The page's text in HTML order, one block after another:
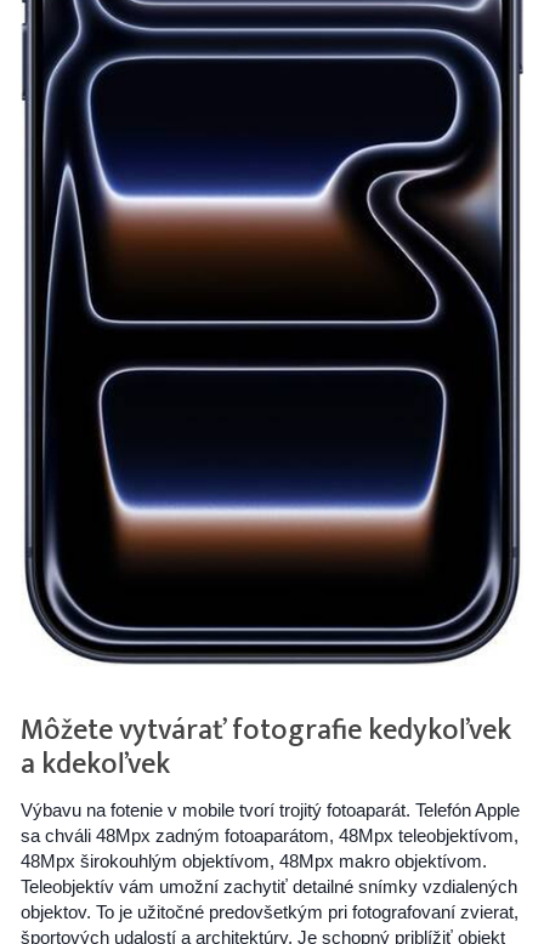
Môžete vytvárať fotografie kedykoľvek
a kdekoľvek
Výbavu na fotenie v mobile tvorí trojitý fotoaparát. Telefón Apple
sa chváli 48Mpx zadným fotoaparátom, 48Mpx teleobjektívom,
48Mpx širokouhlým objektívom, 48Mpx makro objektívom.
Teleobjektív vám umožní zachytiť detailné snímky vzdialených
objektov. To je užitočné predovšetkým pri fotografovaní zvierat,
športových udalostí a architektúry. Je schopný priblížiť objekt